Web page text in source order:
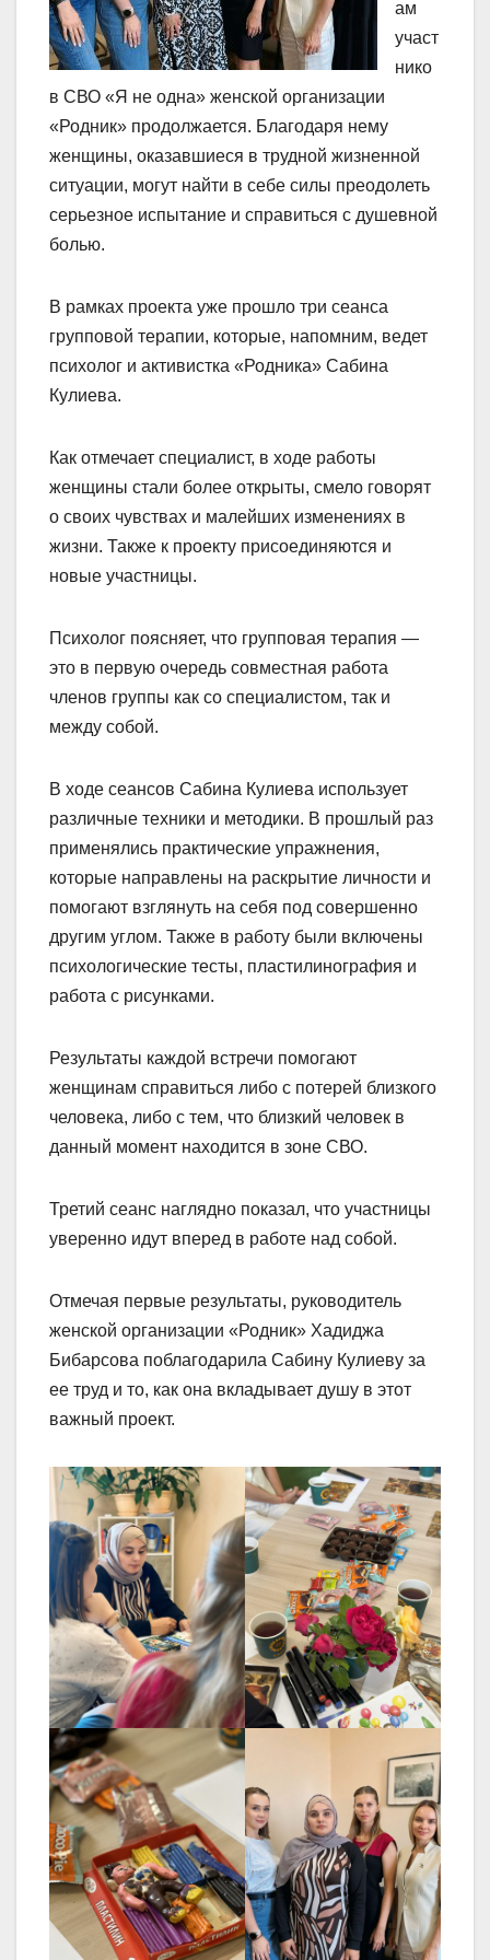
ам
участ
нико
в СВО «Я не одна» женской организации
«Родник» продолжается. Благодаря нему
женщины, оказавшиеся в трудной жизненной
ситуации, могут найти в себе силы преодолеть
серьезное испытание и справиться с душевной
болью.
В рамках проекта уже прошло три сеанса
групповой терапии, которые, напомним, ведет
психолог и активистка «Родника» Сабина
Кулиева.
Как отмечает специалист, в ходе работы
женщины стали более открыты, смело говорят
о своих чувствах и малейших изменениях в
жизни. Также к проекту присоединяются и
новые участницы.
Психолог поясняет, что групповая терапия —
это в первую очередь совместная работа
членов группы как со специалистом, так и
между собой.
В ходе сеансов Сабина Кулиева использует
различные техники и методики. В прошлый раз
применялись практические упражнения,
которые направлены на раскрытие личности и
помогают взглянуть на себя под совершенно
другим углом. Также в работу были включены
психологические тесты, пластилинография и
работа с рисунками.
Результаты каждой встречи помогают
женщинам справиться либо с потерей близкого
человека, либо с тем, что близкий человек в
данный момент находится в зоне СВО.
Третий сеанс наглядно показал, что участницы
уверенно идут вперед в работе над собой.
Отмечая первые результаты, руководитель
женской организации «Родник» Хадиджа
Бибарсова поблагодарила Сабину Кулиеву за
ее труд и то, как она вкладывает душу в этот
важный проект.